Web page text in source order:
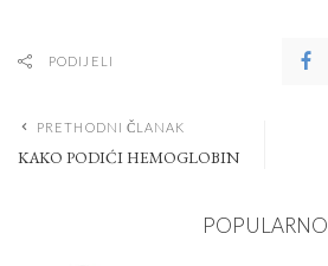
PODIJELI
PRETHODNI ČLANAK
KAKO PODIĆI HEMOGLOBIN
POPULARNO